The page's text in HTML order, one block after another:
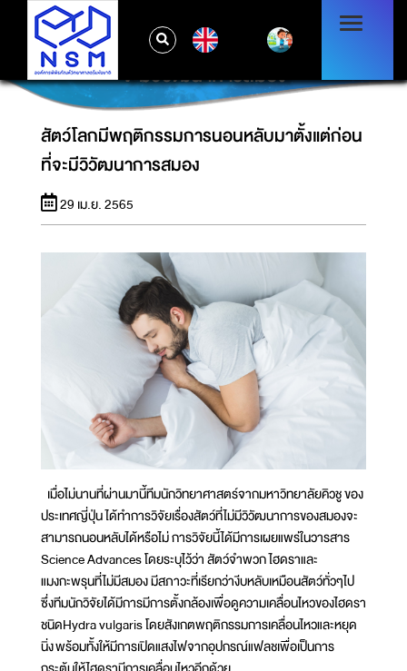
สัตว์โลกมีพฤติกรรมการนอนหลับมาตั้งแต่ก่อนที่
จะมีวิวัฒนาการสมอง
สัตว์โลกมีพฤติกรรมการนอนหลับมาตั้งแต่ก่อน
ที่จะมีวิวัฒนาการสมอง
29 เม.ย. 2565
เมื่อไม่นานที่ผ่านมานี้ทีมนักวิทยาศาสตร์จากมหาวิทยาลัยคิวชู ของ
ประเทศญี่ปุ่น ได้ทำการวิจัยเรื่องสัตว์ที่ไม่มีวิวัฒนาการของสมองจะ
สามารถนอนหลับได้หรือไม่ การวิจัยนี้ได้มีการเผยแพร่ในวารสาร
Science Advances โดยระบุไว้ว่า สัตว์จำพวก ไฮดราและ
แมงกะพรุนที่ไม่มีสมอง มีสภาวะที่เรียกว่างีบหลับเหมือนสัตว์ทั่วๆไป
ซึ่งทีมนักวิจัยได้มีการมีการตั้งกล้องเพื่อดูความเคลื่อนไหวของไฮดรา
ชนิดHydra vulgaris โดยสังเกตพฤติกรรมการเคลื่อนไหวและหยุด
นิ่ง พร้อมทั้งให้มีการเปิดแสงไฟจากอุปกรณ์แฟลชเพื่อเป็นการ